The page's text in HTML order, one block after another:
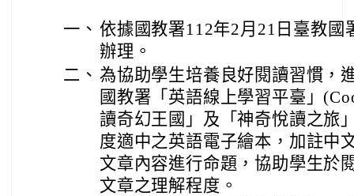
一、 依據國教署112年2月21日臺教國
辦理。
二、 為協助學生培養良好閱讀習慣，
國教署「英語線上學習平臺」
讀奇幻王國」及「神奇悅讀之旅
度適中之英語電子繪本，加註中
文章內容進行命題，協助學生於
文章之理解程度。